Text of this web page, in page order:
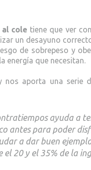
al cole tiene que ver
un desayuno
de sobrepeso y
energía que necesitan.
aporta una serie
ayuda a
antes para poder
a dar buen
20 y el 35% de la